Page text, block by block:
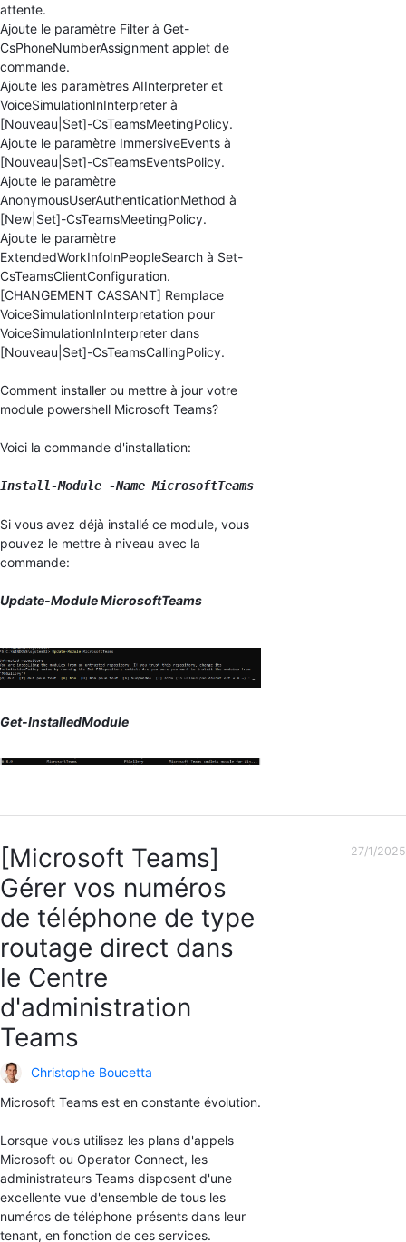
attente.
Ajoute le paramètre Filter à Get-
CsPhoneNumberAssignment applet de
commande.
Ajoute les paramètres AIInterpreter et
VoiceSimulationInInterpreter à
[Nouveau|Set]-CsTeamsMeetingPolicy.
Ajoute le paramètre ImmersiveEvents à
[Nouveau|Set]-CsTeamsEventsPolicy.
Ajoute le paramètre
AnonymousUserAuthenticationMethod à
[New|Set]-CsTeamsMeetingPolicy.
Ajoute le paramètre
ExtendedWorkInfoInPeopleSearch à Set-
CsTeamsClientConfiguration.
[CHANGEMENT CASSANT] Remplace
VoiceSimulationInInterpretation pour
VoiceSimulationInInterpreter dans
[Nouveau|Set]-CsTeamsCallingPolicy.
Comment installer ou mettre à jour votre
module powershell Microsoft Teams?
Voici la commande d'installation:
Install-Module -Name MicrosoftTeams
Si vous avez déjà installé ce module, vous
pouvez le mettre à niveau avec la
commande:
Update-Module MicrosoftTeams
Get-InstalledModule
[Microsoft Teams]
Gérer vos numéros
de téléphone de type
routage direct dans
le Centre
d'administration
Teams
Christophe Boucetta
Microsoft Teams est en constante évolution.
Lorsque vous utilisez les plans d'appels
Microsoft ou Operator Connect, les
administrateurs Teams disposent d'une
excellente vue d'ensemble de tous les
numéros de téléphone présents dans leur
tenant, en fonction de ces services.
27/1/2025